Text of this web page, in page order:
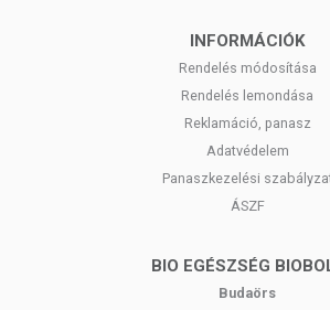
INFORMÁCIÓK
Rendelés módosítása
Rendelés lemondása
Reklamáció, panasz
Adatvédelem
Panaszkezelési
ÁSZF
BIO EGÉSZSÉG
Budaörs